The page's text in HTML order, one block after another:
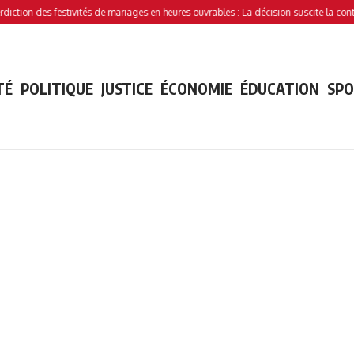
festivités de mariages en heures ouvrables : La décision suscite la controverse
POLITIQUE JUSTICE ÉCONOMIE ÉDUCATION